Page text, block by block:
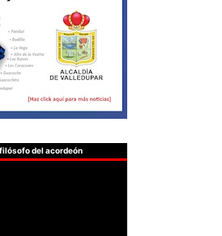
del acordeón